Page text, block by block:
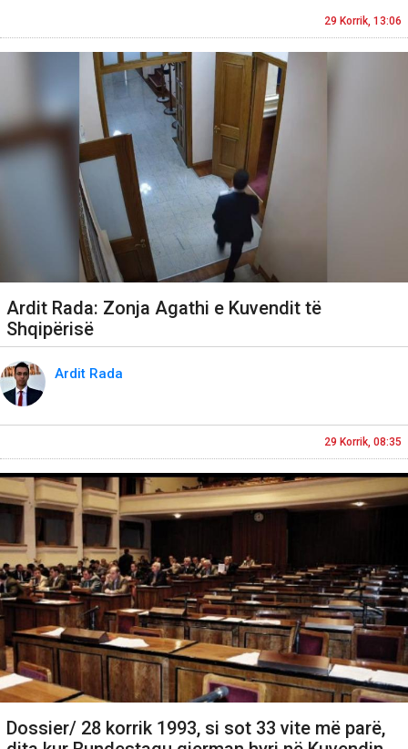
29 Korrik, 13:06
Ardit Rada: Zonja Agathi e Kuvendit të
Shqipërisë
Ardit Rada
29 Korrik, 08:35
Dossier/ 28 korrik 1993, si sot 33 vite më parë,